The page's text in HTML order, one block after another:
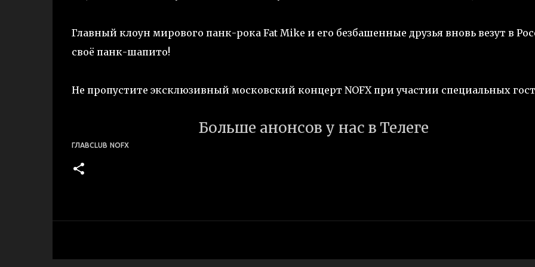
Главный клоун мирового панк-рока Fat Mike и его безбашенные друзья вновь везут в
своё панк-шапито!
Не пропустите эксклюзивный московский концерт NOFX при участии специальных
Больше анонсов у нас в Телеге
ГЛАВCLUB NOFX